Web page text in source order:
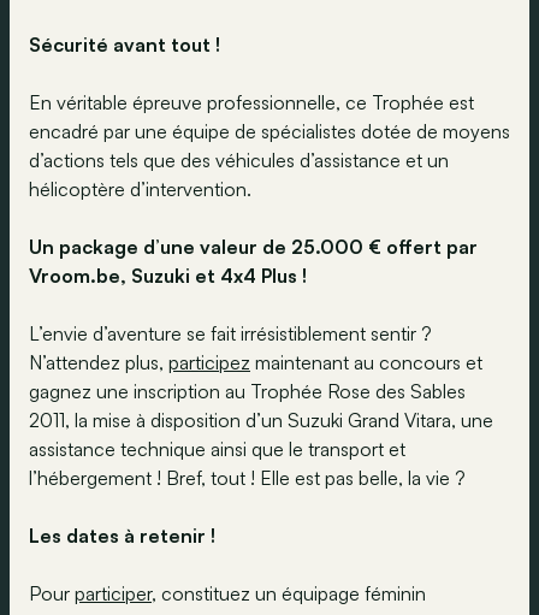
Sécurité avant tout !
En véritable épreuve professionnelle, ce Trophée est
encadré par une équipe de spécialistes dotée de moyens
d’actions tels que des véhicules d’assistance et un
hélicoptère d’intervention.
Un package d’une valeur de 25.000 € offert par
Vroom.be, Suzuki et 4x4 Plus !
L’envie d’aventure se fait irrésistiblement sentir ?
N’attendez plus, participez maintenant au concours et
gagnez une inscription au Trophée Rose des Sables
2011, la mise à disposition d’un Suzuki Grand Vitara, une
assistance technique ainsi que le transport et
l’hébergement ! Bref, tout ! Elle est pas belle, la vie ?
Les dates à retenir !
Pour participer, constituez un équipage féminin